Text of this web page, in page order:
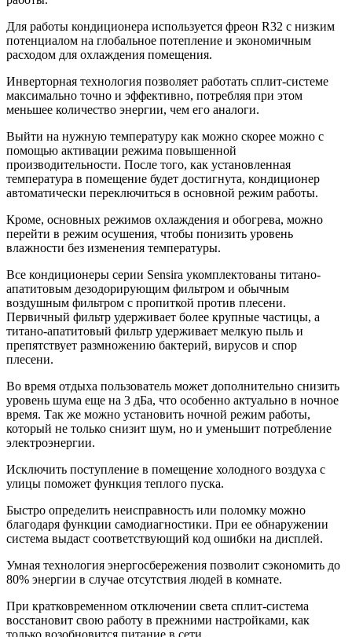
Для работы кондиционера используется фреон R32 с низким
потенциалом на глобальное потепление и экономичным
расходом для охлаждения помещения.
Инверторная технология позволяет работать сплит-системе
максимально точно и эффективно, потребляя при этом
меньшее количество энергии, чем его аналоги.
Выйти на нужную температуру как можно скорее можно с
помощью активации режима повышенной
производительности. После того, как установленная
температура в помещение будет достигнута, кондиционер
автоматически переключиться в основной режим работы.
Кроме, основных режимов охлаждения и обогрева, можно
перейти в режим осушения, чтобы понизить уровень
влажности без изменения температуры.
Все кондиционеры серии Sensira укомплектованы титано-
апатитовым дезодорирующим фильтром и обычным
воздушным фильтром с пропиткой против плесени.
Первичный фильтр удерживает более крупные частицы, а
титано-апатитовый фильтр удерживает мелкую пыль и
препятствует размножению бактерий, вирусов и спор
плесени.
Во время отдыха пользователь может дополнительно снизить
уровень шума еще на 3 дБа, что особенно актуально в ночное
время. Так же можно установить ночной режим работы,
который не только снизит шум, но и уменьшит потребление
электроэнергии.
Исключить поступление в помещение холодного воздуха с
улицы поможет функция теплого пуска.
Быстро определить неисправность или поломку можно
благодаря функции самодиагностики. При ее обнаружении
система выдаст соответствующий код ошибки на дисплей.
Умная технология энергосбережения позволит сэкономить до
80% энергии в случае отсутствия людей в комнате.
При кратковременном отключении света сплит-система
восстановит свою работу в прежними настройками, как
только возобновится питание в сети.